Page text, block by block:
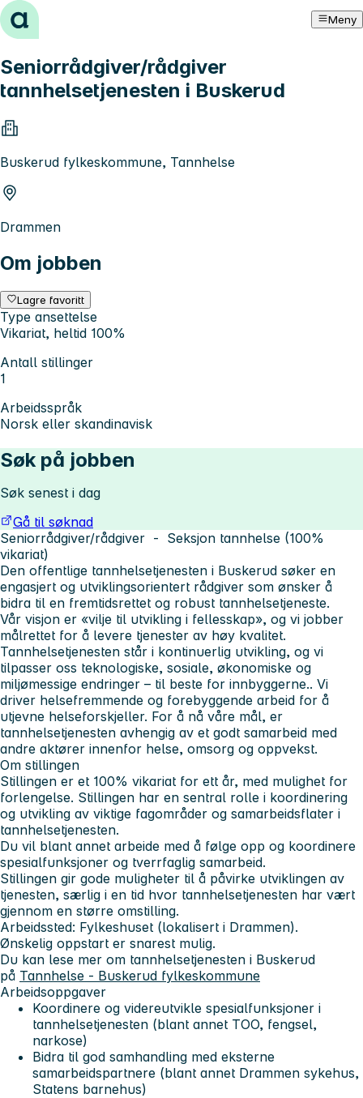
Hopp til innhold Meny
Seniorrådgiver/rådgiver
tannhelsetjenesten i Buskerud
Buskerud fylkeskommune, Tannhelse
Drammen
Om jobben
Lagre favoritt
Type ansettelse
Vikariat, heltid 100%
Antall stillinger
1
Arbeidsspråk
Norsk eller skandinavisk
Søk på jobben
Søk senest i dag
Gå til søknad
Seniorrådgiver/rådgiver - Seksjon tannhelse (100%
vikariat)
Den offentlige tannhelsetjenesten i Buskerud søker en
engasjert og utviklingsorientert rådgiver som ønsker å
bidra til en fremtidsrettet og robust tannhelsetjeneste.
Vår visjon er «vilje til utvikling i fellesskap», og vi jobber
målrettet for å levere tjenester av høy kvalitet.
Tannhelsetjenesten står i kontinuerlig utvikling, og vi
tilpasser oss teknologiske, sosiale, økonomiske og
miljømessige endringer – til beste for innbyggerne.. Vi
driver helsefremmende og forebyggende arbeid for å
utjevne helseforskjeller. For å nå våre mål, er
tannhelsetjenesten avhengig av et godt samarbeid med
andre aktører innenfor helse, omsorg og oppvekst.
Om stillingen
Stillingen er et 100% vikariat for ett år, med mulighet for
forlengelse. Stillingen har en sentral rolle i koordinering
og utvikling av viktige fagområder og samarbeidsflater i
tannhelsetjenesten.
Du vil blant annet arbeide med å følge opp og koordinere
spesialfunksjoner og tverrfaglig samarbeid.
Stillingen gir gode muligheter til å påvirke utviklingen av
tjenesten, særlig i en tid hvor tannhelsetjenesten har vært
gjennom en større omstilling.
Arbeidssted: Fylkeshuset (lokalisert i Drammen).
Ønskelig oppstart er snarest mulig.
Du kan lese mer om tannhelsetjenesten i Buskerud
på Tannhelse - Buskerud fylkeskommune
Arbeidsoppgaver
Koordinere og videreutvikle spesialfunksjoner i
tannhelsetjenesten (blant annet TOO, fengsel,
narkose)
Bidra til god samhandling med eksterne
samarbeidspartnere (blant annet Drammen sykehus,
Statens barnehus)